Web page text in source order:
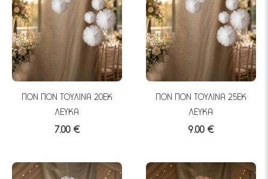
ΠΟΝ ΠΟΝ ΤΟΥΛΙΝΑ 20ΕΚ
ΛΕΥΚΑ
7.00 €
ΠΟΝ ΠΟΝ ΤΟΥΛΙΝΑ 25ΕΚ
ΛΕΥΚΑ
9.00 €